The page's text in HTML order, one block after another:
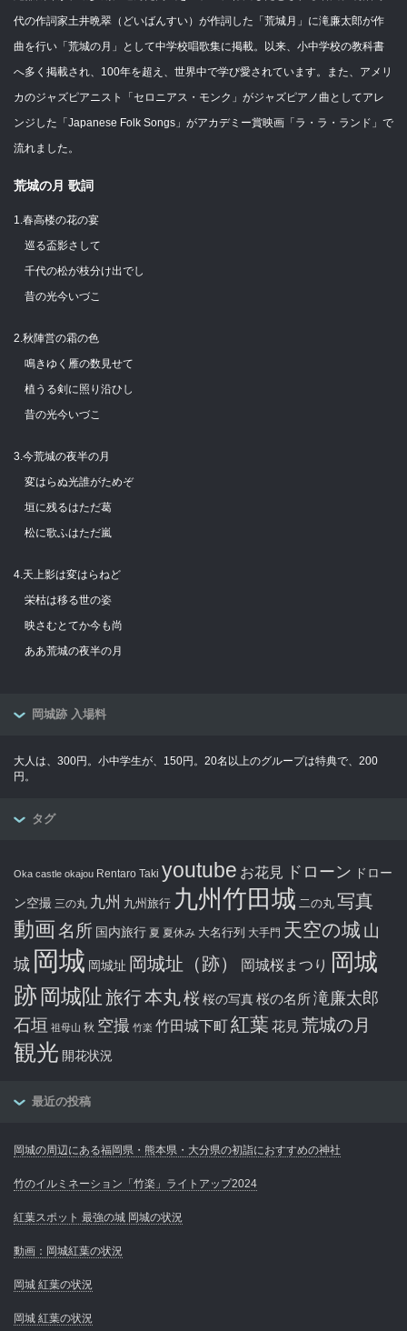
代の作詞家土井晩翠（どいばんすい）が作詞した「荒城月」に滝廉太郎が作
曲を行い「荒城の月」として中学校唱歌集に掲載。以来、小中学校の教科書
へ多く掲載され、100年を超え、世界中で学び愛されています。また、アメリ
カのジャズピアニスト「セロニアス・モンク」がジャズピアノ曲としてアレ
ンジした「Japanese Folk Songs」がアカデミー賞映画「ラ・ラ・ランド」で
流れました。
荒城の月 歌詞
1.春高楼の花の宴
巡る盃影さして
千代の松が枝分け出でし
昔の光今いづこ
2.秋陣営の霜の色
鳴きゆく雁の数見せて
植うる剣に照り沿ひし
昔の光今いづこ
3.今荒城の夜半の月
変はらぬ光誰がためぞ
垣に残るはただ葛
松に歌ふはただ嵐
4.天上影は変はらねど
栄枯は移る世の姿
映さむとてか今も尚
ああ荒城の夜半の月
岡城跡 入場料
大人は、300円。小中学生が、150円。20名以上のグループは特典で、200
円。
タグ
Oka castle okajou Rentaro Taki youtube お花見 ドローン ドロー
ン空撮 三の丸 九州 九州旅行 九州竹田城 二の丸 写真
動画名所 国内旅行 夏 夏休み 大名行列 大手門 天空の城 山
城 岡城 岡城址 岡城址（跡） 岡城桜まつり 岡城
跡 岡城阯旅行本丸桜桜の写真桜の名所滝廉太郎
石垣 祖母山 秋 空撮 竹楽 竹田城下町紅葉 花見 荒城の月
観光 開花状況
最近の投稿
岡城の周辺にある福岡県・熊本県・大分県の初詣におすすめの神社
竹のイルミネーション「竹楽」ライトアップ2024
紅葉スポット 最強の城 岡城の状況
動画：岡城紅葉の状況
岡城 紅葉の状況
岡城 紅葉の状況